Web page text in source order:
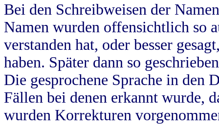
Bei den Schreibweisen der
Namen wurden offensichtlich so
verstanden hat, oder besser
haben. Später dann so
Die gesprochene Sprache in
Fällen bei denen erkannt wurde,
wurden Korrekturen